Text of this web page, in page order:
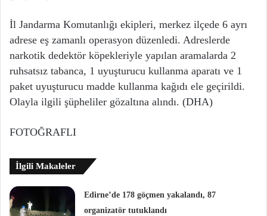
İl Jandarma Komutanlığı ekipleri, merkez ilçede 6 ayrı
adrese eş zamanlı operasyon düzenledi. Adreslerde
narkotik dedektör köpekleriyle yapılan aramalarda 2
ruhsatsız tabanca, 1 uyuşturucu kullanma aparatı ve 1
paket uyuşturucu madde kullanma kağıdı ele geçirildi.
Olayla ilgili şüpheliler gözaltına alındı. (DHA)
FOTOĞRAFLI
İlgili Makaleler
Edirne’de 178 göçmen yakalandı, 87
organizatör tutuklandı